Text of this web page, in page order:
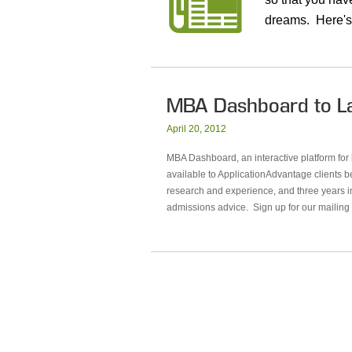
dreams.
MBA Dashboard to
April 20, 2012
MBA Dashboard, an interactive platform
available to ApplicationAdvantage clients
research and experience, and three years
admissions advice. Sign up for our